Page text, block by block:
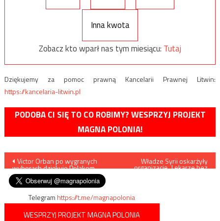
Inna kwota
Zobacz kto wparł nas tym miesiącu: Tutaj
Dziękujemy za pomoc prawną Kancelarii Prawnej Litwin:
https://kancelaria-litwin.pl
PODOBA CI SIĘ TO CO ROBIMY? WESPRZYJ PROJEKT
MAGNA POLONIA!
Nawigacja
wpisu
Victor Orban po wygranych
wyborach dziękuje Polakom
Władze Syrii oskarżyły
organizację „Lekarze bez
Telegramhttps://t.me/magnapolonia
WESPRZYJ PROJEKT MAGNA POLONIA